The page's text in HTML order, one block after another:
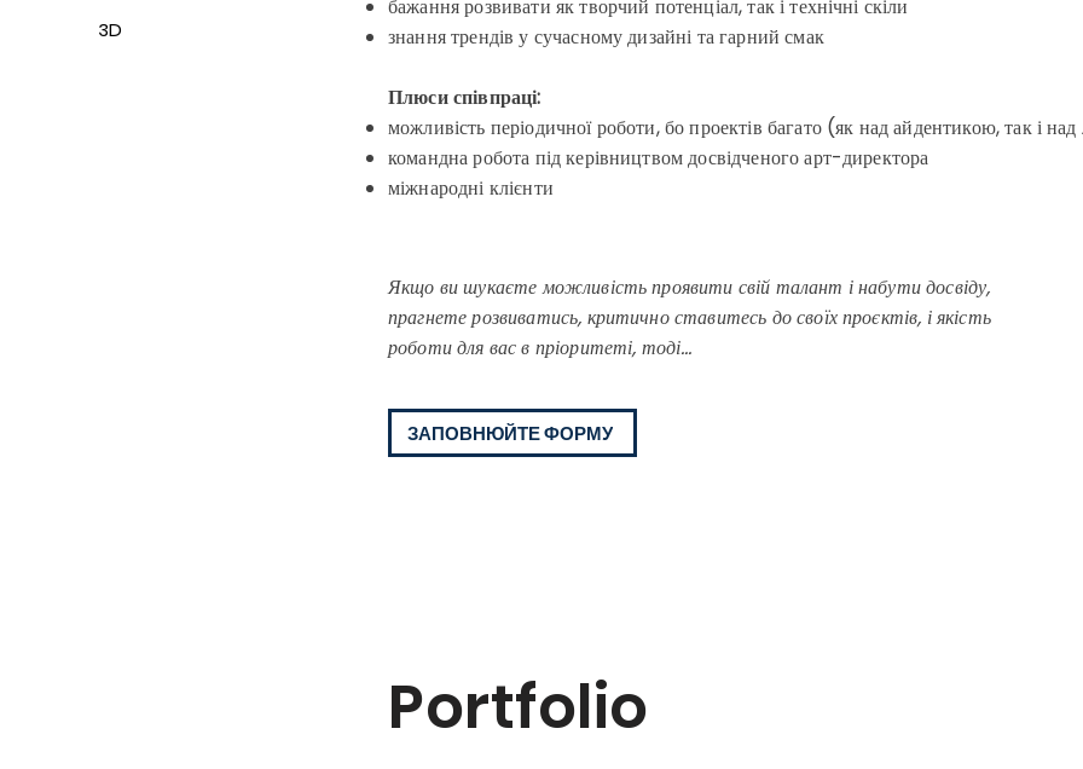
3D
бажання розвивати як творчий потенціал, так і технічні скіли
знання трендів у сучасному дизайні та гарний смак
Плюси співпраці:
можливість періодичної роботи, бо проектів багато (як над айдентикою, так і
командна робота під керівництвом досвідченого арт-директора
міжнародні клієнти
Якщо ви шукаєте можливість проявити свій талант і набути досвіду,
прагнете розвиватись, критично ставитесь до своїх проєктів, і якість
роботи для вас в пріоритеті, тоді…
ЗАПОВНЮЙТЕ ФОРМУ
Portfolio